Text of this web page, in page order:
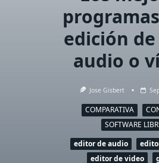
edición
audio o
Jose Gisbert
COMPARATIVA
SOFTWARE
editor de audio
editor de video